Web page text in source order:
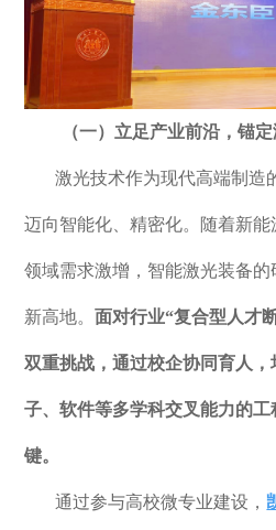
（一） 立足产业前沿，锚
激光技术作为现代高端制造
迈向智能化、精密化。随着新
领域需求激增，智能激光装备
新高地。面对行业“复合型人才
双重挑战 ，通过校企协同育人 ，
子、软件等多学科交叉能力的工
键。
通过参与高校微专业建设，